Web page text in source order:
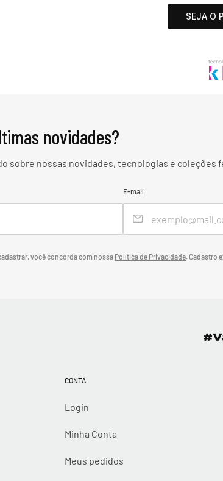
SEJA O
novidades?
sobre nossas novidades, tecnologias e coleções
E-mail
você concorda com nossa Política de Privacidade.Cadastro
CONTA
Login
Minha Conta
Meus pedidos